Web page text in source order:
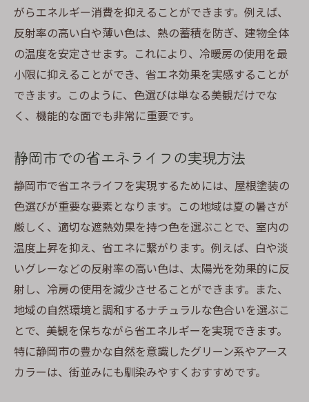
がらエネルギー消費を抑えることができます。例えば、
反射率の高い白や薄い色は、熱の蓄積を防ぎ、建物全体
の温度を安定させます。これにより、冷暖房の使用を最
小限に抑えることができ、省エネ効果を実感することが
できます。このように、色選びは単なる美観だけでな
く、機能的な面でも非常に重要です。
静岡市での省エネライフの実現方法
静岡市で省エネライフを実現するためには、屋根塗装の
色選びが重要な要素となります。この地域は夏の暑さが
厳しく、適切な遮熱効果を持つ色を選ぶことで、室内の
温度上昇を抑え、省エネに繋がります。例えば、白や淡
いグレーなどの反射率の高い色は、太陽光を効果的に反
射し、冷房の使用を減少させることができます。また、
地域の自然環境と調和するナチュラルな色合いを選ぶこ
とで、美観を保ちながら省エネルギーを実現できます。
特に静岡市の豊かな自然を意識したグリーン系やアース
カラーは、街並みにも馴染みやすくおすすめです。